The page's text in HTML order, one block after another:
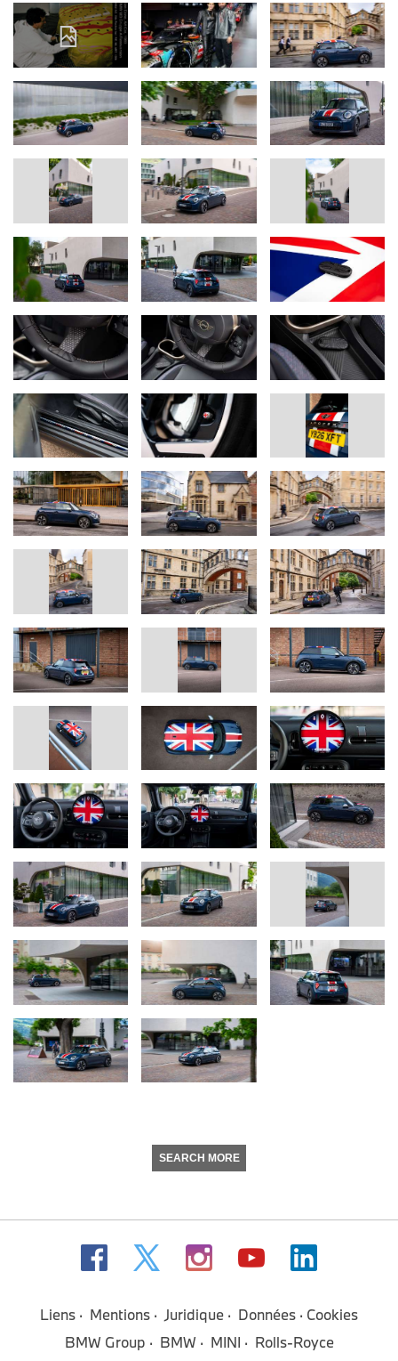
SEARCH MORE
Liens Mentions Juridique Données
Cookies
BMW Group
BMW MINI Rolls-Royce